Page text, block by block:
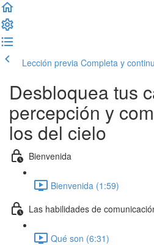
Lección previa Completa y
Desbloquea tus
percepción y
los del cielo
Bienvenida
Bienvenida (1:59)
Las habilidades de
Qué son (6:31)